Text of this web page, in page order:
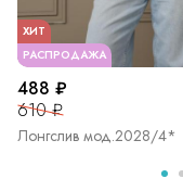
РАСПРОДАЖА
ХИТ
488 ₽
610 ₽
Лонгслив мод.2028/4*